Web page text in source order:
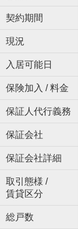
契約期間
現況
入居可能日
保険加入 / 料金
保証人代行義務
保証会社
保証会社詳細
取引態様 /
賃貸区分
総戸数